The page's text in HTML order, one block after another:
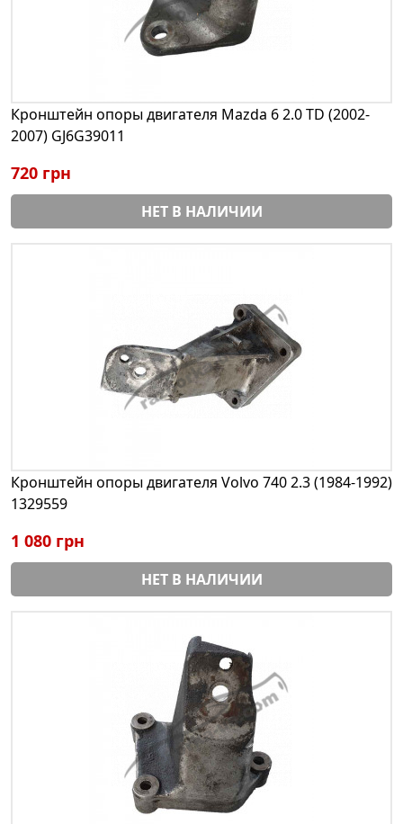
Кронштейн опоры двигателя Mazda 6 2.0 TD (2002-
2007) GJ6G39011
720 грн
НЕТ В НАЛИЧИИ
Кронштейн опоры двигателя Volvo 740 2.3 (1984-1992)
1329559
1 080 грн
НЕТ В НАЛИЧИИ